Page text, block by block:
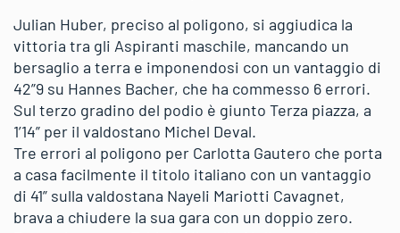
Julian Huber, preciso al poligono, si aggiudica la
vittoria tra gli Aspiranti maschile, mancando un
bersaglio a terra e imponendosi con un vantaggio di
42”9 su Hannes Bacher, che ha commesso 6 errori.
Sul terzo gradino del podio è giunto Terza piazza, a
1’14” per il valdostano Michel Deval.
Tre errori al poligono per Carlotta Gautero che porta
a casa facilmente il titolo italiano con un vantaggio
di 41” sulla valdostana Nayeli Mariotti Cavagnet,
brava a chiudere la sua gara con un doppio zero.